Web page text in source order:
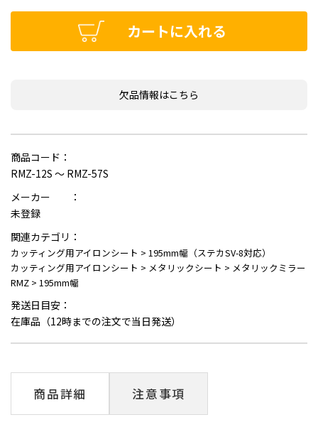
カートに入れる
欠品情報はこちら
商品コード：
RMZ-12S ～ RMZ-57S
メーカー ：
未登録
関連カテゴリ：
カッティング用アイロンシート > 195mm幅（ステカSV-8対応）
カッティング用アイロンシート > メタリックシート > メタリックミラー
RMZ > 195mm幅
発送日目安：
在庫品（12時までの注文で当日発送）
商品詳細 注意事項